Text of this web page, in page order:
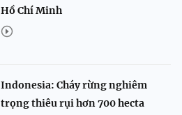
Hồ Chí Minh
Indonesia: Cháy rừng nghiêm
trọng thiêu rụi hơn 700 hecta